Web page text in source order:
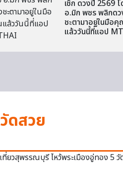
เช็ก ดวงปี 2569
อ.มิก พชร พลิกดว
ชะตามาอยู่ในมือ
แล้ววันนี้ที่แอป
วัดสวย